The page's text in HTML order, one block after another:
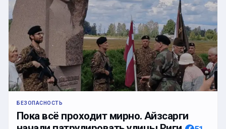
БЕЗОПАСНОСТЬ
Пока всё проходит мирно. Айзсарги